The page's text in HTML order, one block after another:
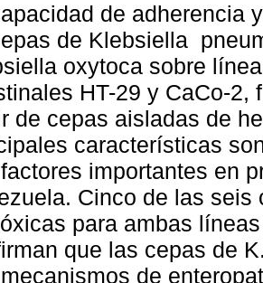
de adherencia
de Klebsiella
oxytoca sobre
HT-29 y CaCo-2,
de cepas aisladas de
características
importantes en
Cinco de las
para ambas
que las cepas de
de